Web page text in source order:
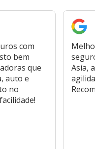
com
bem
que
auto e
no
Asia,